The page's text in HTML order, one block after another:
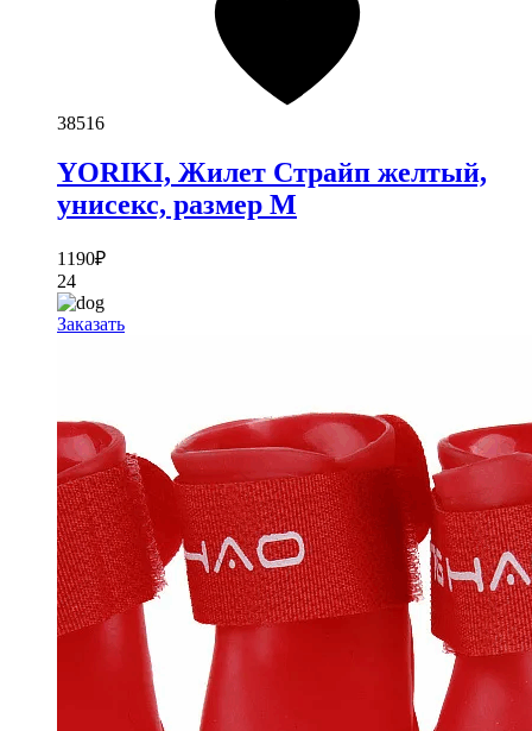
38516
YORIKI, Жилет Страйп желтый,
унисекс, размер M
1190₽
24
Заказать